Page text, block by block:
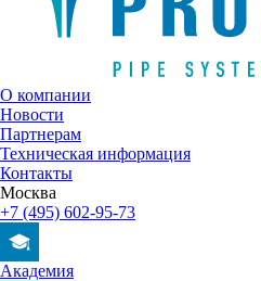
О компании
Новости
Партнерам
Техническая информация
Контакты
Москва
+7 (495) 602-95-73
Академия